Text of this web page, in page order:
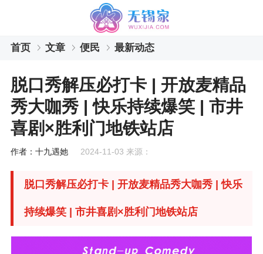
首页 文章 便民 最新动态
脱口秀解压必打卡 | 开放麦精品
秀大咖秀 | 快乐持续爆笑 | 市井
喜剧×胜利门地铁站店
作者：十九遇她 2024-11-03 来源：
脱口秀解压必打卡 | 开放麦精品秀大咖秀 | 快乐
持续爆笑 | 市井喜剧×胜利门地铁站店